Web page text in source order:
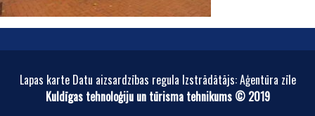
Lapas karte Datu aizsardzības regula Izstrādātājs: Aģentūra zīle
Kuldīgas tehnoloģiju un tūrisma tehnikums © 2019